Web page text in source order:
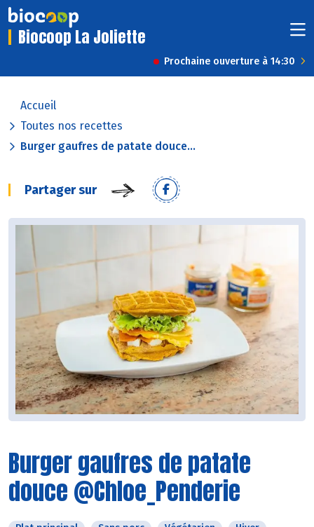
Biocoop La Joliette
Prochaine ouverture à 14:30
Accueil
Toutes nos recettes
Burger gaufres de patate douce...
Partager sur
Burger gaufres de patate
douce @Chloe_Penderie